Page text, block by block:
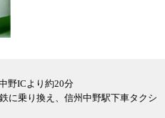
野ICより約20分
に乗り換え、信州中野駅下車タクシ